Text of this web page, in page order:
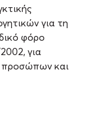
για τη
φόρο
για
προσώπων και